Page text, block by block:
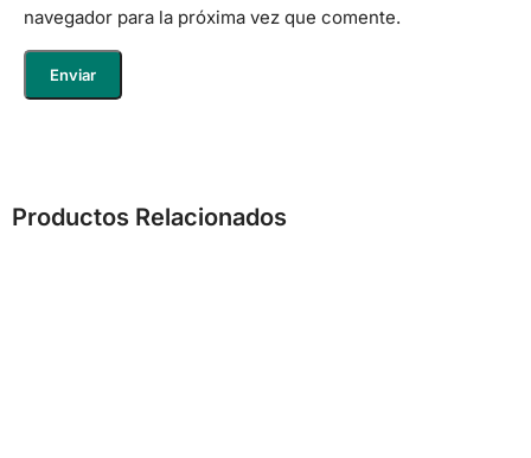
navegador para la próxima vez que comente.
Productos Relacionados